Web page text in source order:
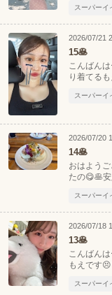
スーパーイ
2026/07/21
15🥞
こんばん
り着てる
スーパーイ
2026/07/20
14🥞
おはよう
たの😋🥞
スーパーイ
2026/07/18
13🥞
こんばん
もえです
スーパーイ
中四国